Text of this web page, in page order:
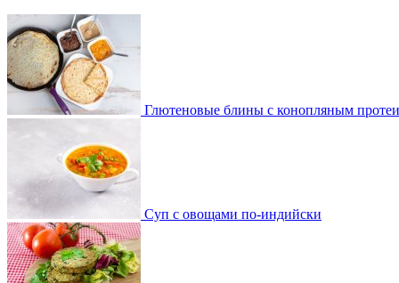
Глютеновые блины с конопляным
Суп с овощами по-индийски